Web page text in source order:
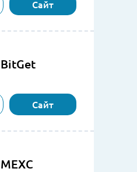
Сайт
BitGet
Сайт
MEXC